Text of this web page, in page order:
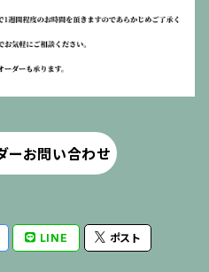
ーお問い合わせ
LINE ポスト